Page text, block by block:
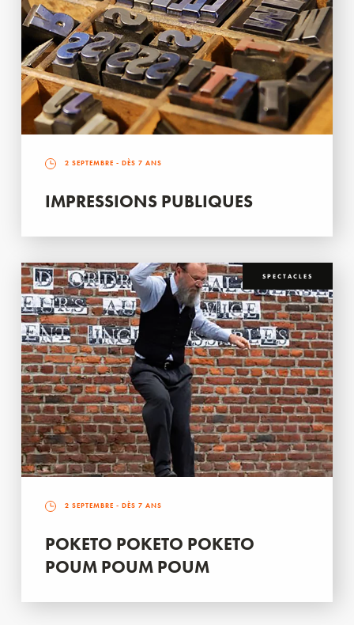
2 SEPTEMBRE - DÈS 7 ANS
IMPRESSIONS PUBLIQUES
SPECTACLES
2 SEPTEMBRE - DÈS 7 ANS
POKETO POKETO POKETO
POUM POUM POUM